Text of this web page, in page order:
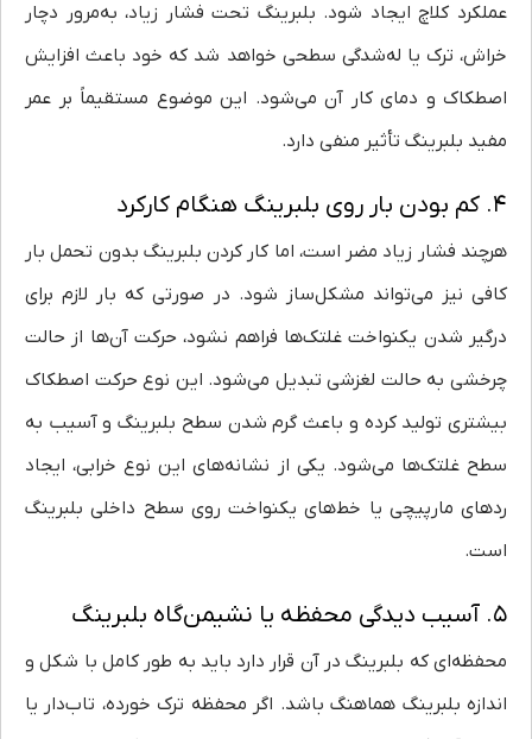
عملکرد کلاچ ایجاد شود. بلبرینگ تحت فشار زیاد، به‌مرور دچار
خراش، ترک یا له‌شدگی سطحی خواهد شد که خود باعث افزایش
اصطکاک و دمای کار آن می‌شود. این موضوع مستقیماً بر عمر
مفید بلبرینگ تأثیر منفی دارد.
۴. کم بودن بار روی بلبرینگ هنگام کارکرد
هرچند فشار زیاد مضر است، اما کار کردن بلبرینگ بدون تحمل بار
کافی نیز می‌تواند مشکل‌ساز شود. در صورتی که بار لازم برای
درگیر شدن یکنواخت غلتک‌ها فراهم نشود، حرکت آن‌ها از حالت
چرخشی به حالت لغزشی تبدیل می‌شود. این نوع حرکت اصطکاک
بیشتری تولید کرده و باعث گرم شدن سطح بلبرینگ و آسیب به
سطح غلتک‌ها می‌شود. یکی از نشانه‌های این نوع خرابی، ایجاد
ردهای مارپیچی یا خط‌های یکنواخت روی سطح داخلی بلبرینگ
است.
۵. آسیب دیدگی محفظه یا نشیمن‌گاه بلبرینگ
محفظه‌ای که بلبرینگ در آن قرار دارد باید به طور کامل با شکل و
اندازه بلبرینگ هماهنگ باشد. اگر محفظه ترک خورده، تاب‌دار یا